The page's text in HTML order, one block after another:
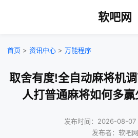
软吧网
首页 > 资讯中心 > 万能程序
取舍有度!全自动麻将机
人打普通麻将如何多
发布时间：2026-08-07
发布者：软吧网